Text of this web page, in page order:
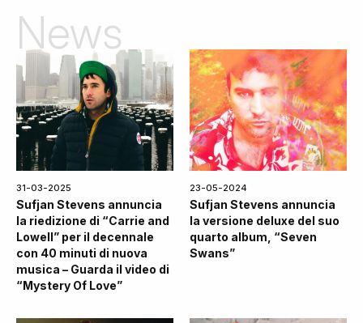
News
31-03-2025
Sufjan Stevens annuncia
la riedizione di “Carrie and
Lowell” per il decennale
con 40 minuti di nuova
musica – Guarda il video di
“Mystery Of Love”
23-05-2024
Sufjan Stevens annuncia
la versione deluxe del suo
quarto album, “Seven
Swans”